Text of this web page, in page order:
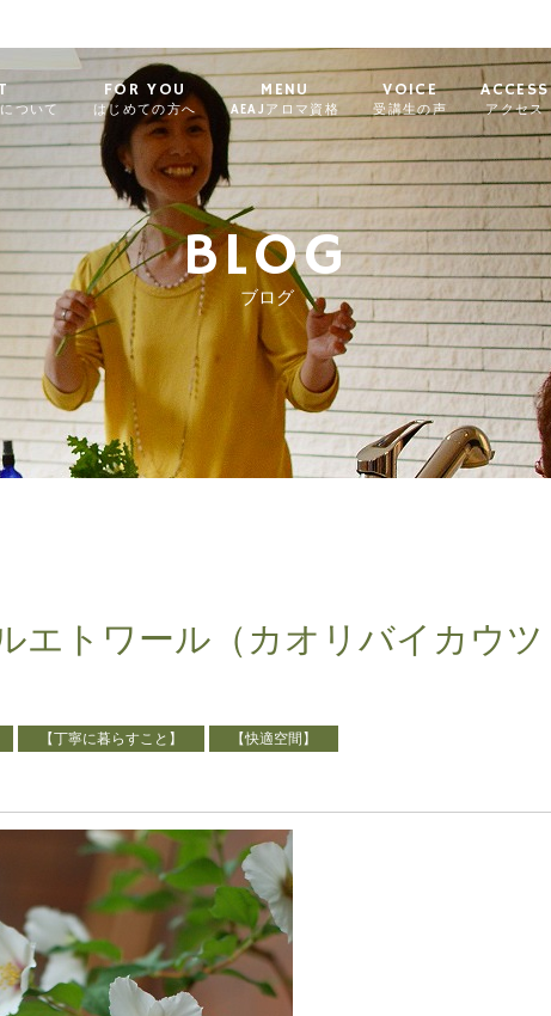
ついて
FOR YOU
はじめての方へ
MENU
AEAJアロマ資格
VOICE
受講生の声
ACCESS
アクセス
BLOG
ブログ
エトワール（カオリバイカウツ
【丁寧に暮らすこと】 【快適空間】